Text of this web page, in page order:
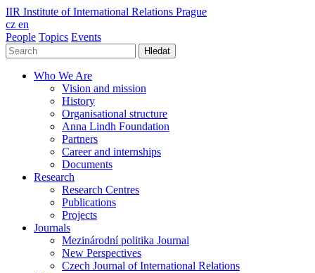
IIR Institute of International Relations Prague
cz en
People Topics Events
Hledat
Who We Are
Vision and mission
History
Organisational structure
Anna Lindh Foundation
Partners
Career and internships
Documents
Research
Research Centres
Publications
Projects
Journals
Mezinárodní politika Journal
New Perspectives
Czech Journal of International Relations